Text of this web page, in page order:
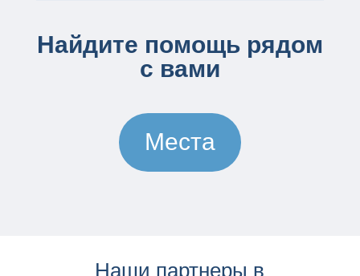
Найдите помощь рядом
с вами
Места
Наши партнеры в